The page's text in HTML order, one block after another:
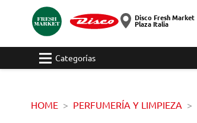
Disco Fresh Market
Plaza Italia
Categorías
HOME PERFUMERÍA Y LIMPIEZA